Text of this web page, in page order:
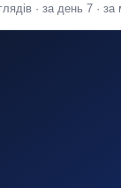
· за день 7 · за